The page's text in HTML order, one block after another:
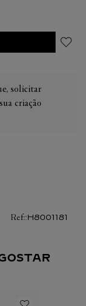
solicitar
criação
:H8001181